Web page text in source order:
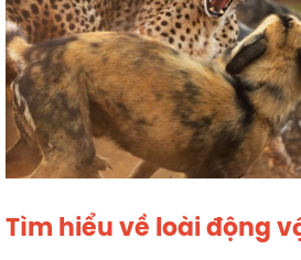
Tìm hiểu về loài động